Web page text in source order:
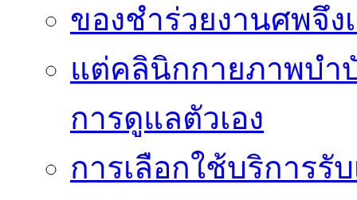
ของชำร่วยงานศพจึ
แต่คลินิกกายภาพบำ
การดูแลตัวเอง
การเลือกใช้บริการรั